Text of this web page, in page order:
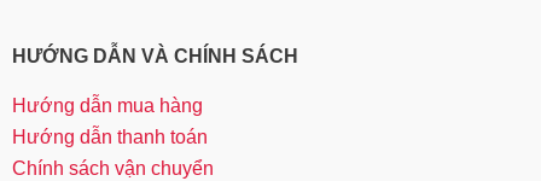
HƯỚNG DẪN VÀ CHÍNH SÁCH
Hướng dẫn mua hàng
Hướng dẫn thanh toán
Chính sách vận chuyển